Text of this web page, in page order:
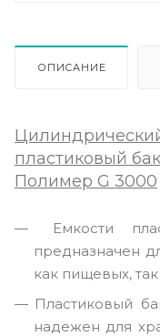
ОПИСАНИЕ
пластиковый
Полимер G 3000
Емкости
предназначен
как пищевых,
Пластиковый
надежен для